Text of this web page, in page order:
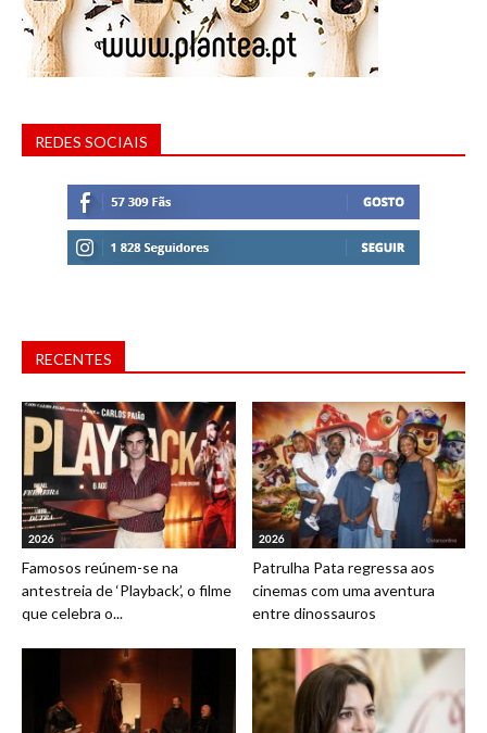
REDES SOCIAIS
RECENTES
2026
Famosos reúnem-se na
antestreia de ‘Playback’, o filme
que celebra o...
2026
Patrulha Pata regressa aos
cinemas com uma aventura
entre dinossauros